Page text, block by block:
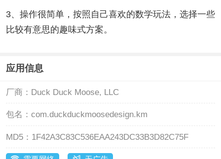
3、操作很简单，按照自己喜欢的数学玩法，选择一些
比较有意思的趣味式方案。
应用信息
厂商： Duck Duck Moose, LLC
包名： com.duckduckmoosedesign.km
MD5： 1F42A3C83C536EAA243DC33B3D82C75F